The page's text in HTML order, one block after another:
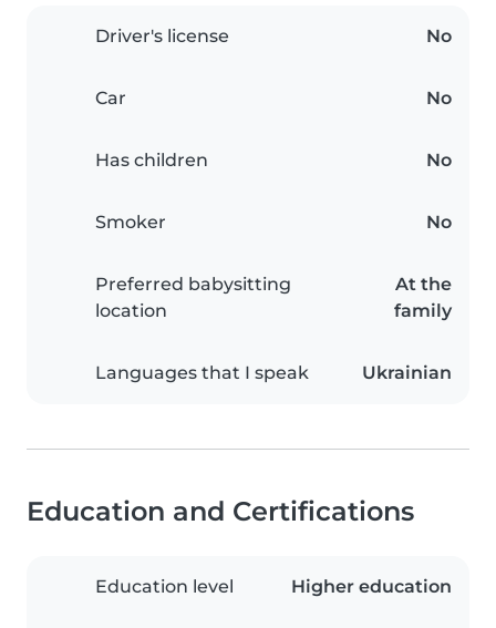
Driver's license No
Car No
Has children No
Smoker No
Preferred babysitting
location
At the
family
Languages that I speak Ukrainian
Education and Certifications
Education level Higher education